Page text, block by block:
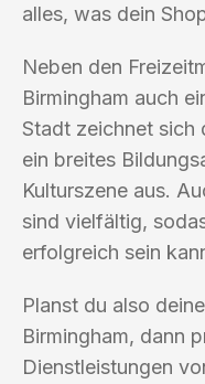
alles, was dein
Neben den
Birmingham auch
Stadt zeichnet sich
ein breites
Kulturszene aus.
sind vielfältig,
erfolgreich sein
Planst du also
Birmingham, dann
Dienstleistungen